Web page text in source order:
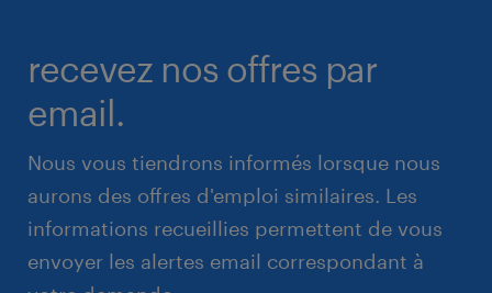
recevez nos offres par
email.
Nous vous tiendrons informés lorsque nous
aurons des offres d'emploi similaires. Les
informations recueillies permettent de vous
envoyer les alertes email correspondant à